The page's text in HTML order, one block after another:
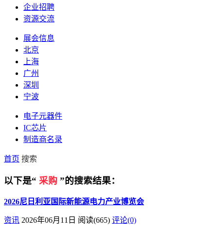
企业招聘
资源交流
展会信息
北京
上海
广州
深圳
宁波
电子元器件
IC芯片
制造商名录
首页 搜索
以下是“ 采购 ”的搜索结果：
2026尼日利亚国际新能源电力产业博览会
资讯 2026年06月11日 阅读(665) 评论(0)